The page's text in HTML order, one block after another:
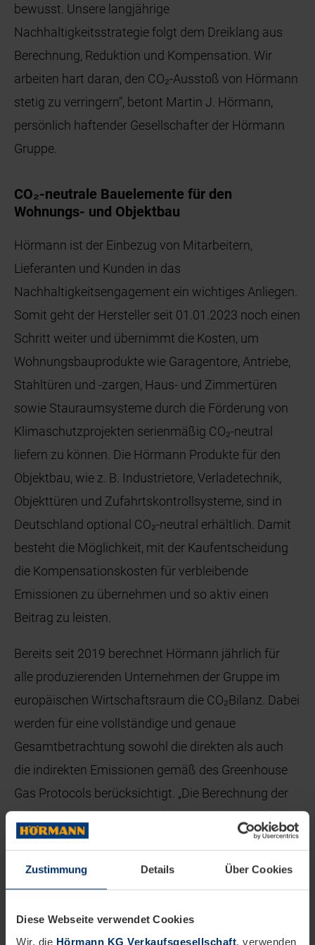
Zustimmung Details Über Cookies
Diese Webseite verwendet Cookies
Wir, die Hörmann KG Verkaufsgesellschaft, verwenden
bewusst. Unsere langjährige
Nachhaltigkeitsstrategie folgt dem Dreiklang aus
Berechnung, Reduktion und Kompensation. Wir
arbeiten hart daran, den CO₂-Ausstoß von Hörmann
stetig zu verringern“, betont Martin J. Hörmann,
persönlich haftender Gesellschafter der Hörmann
Gruppe.
CO₂-neutrale Bauelemente für den
Wohnungs- und Objektbau
Hörmann ist der Einbezug von Mitarbeitern,
Lieferanten und Kunden in das
Nachhaltigkeitsengagement ein wichtiges Anliegen.
Somit geht der Hersteller seit 01.01.2023 noch einen
Schritt weiter und übernimmt die Kosten, um
Wohnungsbauprodukte wie Garagentore, Antriebe,
Stahltüren und -zargen, Haus- und Zimmertüren
sowie Stauraumsysteme durch die Förderung von
Klimaschutzprojekten serienmäßig CO₂-neutral
liefern zu können. Die Hörmann Produkte für den
Objektbau, wie z. B. Industrietore, Verladetechnik,
Objekttüren und Zufahrtskontrollsysteme, sind in
Deutschland optional CO₂-neutral erhältlich. Damit
besteht die Möglichkeit, mit der Kaufentscheidung
die Kompensationskosten für verbleibende
Emissionen zu übernehmen und so aktiv einen
Beitrag zu leisten.
Bereits seit 2019 berechnet Hörmann jährlich für
alle produzierenden Unternehmen der Gruppe im
europäischen Wirtschaftsraum die CO₂Bilanz. Dabei
werden für eine vollständige und genaue
Gesamtbetrachtung sowohl die direkten als auch
die indirekten Emissionen gemäß des Greenhouse
Gas Protocols berücksichtigt. „Die Berechnung der
Corporate und Product Carbon Footprints ist für
uns freiwillig, also nicht gesetzlich vorgeschrieben.
Aber so wissen wir genau, wo Emissionen entstehen
und wo wir mit Maßnahmen agieren können, um